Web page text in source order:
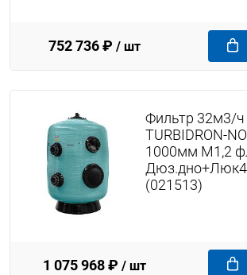
752 736 ₽ / шт
Фильтр 32м3/ч
TURBIDRON-
1000мм М1,2
(021513)
1 075 968 ₽ / шт